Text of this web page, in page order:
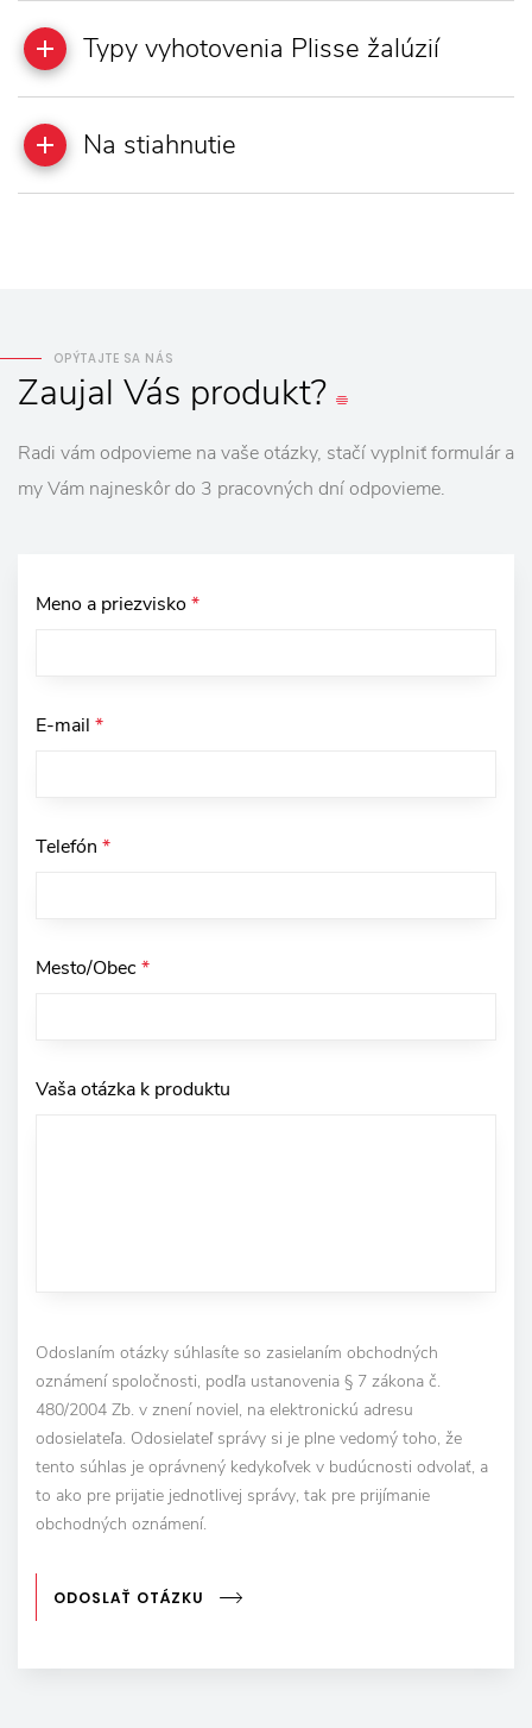
Typy vyhotovenia Plisse žalúzií
Na stiahnutie
OPÝTAJTE SA NÁS
Zaujal Vás produkt?
Radi vám odpovieme na vaše otázky, stačí vyplniť formulár a
my Vám najneskôr do 3 pracovných dní odpovieme.
Meno a priezvisko *
E-mail *
Telefón *
Mesto/Obec*
Vaša otázka k produktu
Odoslaním otázky súhlasíte so zasielaním obchodných
oznámení spoločnosti, podľa ustanovenia § 7 zákona č.
480/2004 Zb. v znení noviel, na elektronickú adresu
odosielateľa. Odosielateľ správy si je plne vedomý toho, že
tento súhlas je oprávnený kedykoľvek v budúcnosti odvolať, a
to ako pre prijatie jednotlivej správy, tak pre prijímanie
obchodných oznámení.
ODOSLAŤ OTÁZKU